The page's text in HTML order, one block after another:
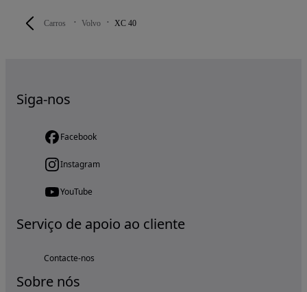
Carros Volvo XC 40
Siga-nos
Facebook
Instagram
YouTube
Serviço de apoio ao cliente
Contacte-nos
Sobre nós